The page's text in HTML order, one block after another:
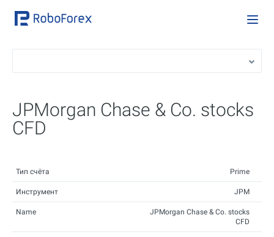
JPMorgan Chase & Co. stocks
CFD
Тип счёта Prime
Инструмент JPM
Name
JPMorgan Chase & Co. stocks
CFD